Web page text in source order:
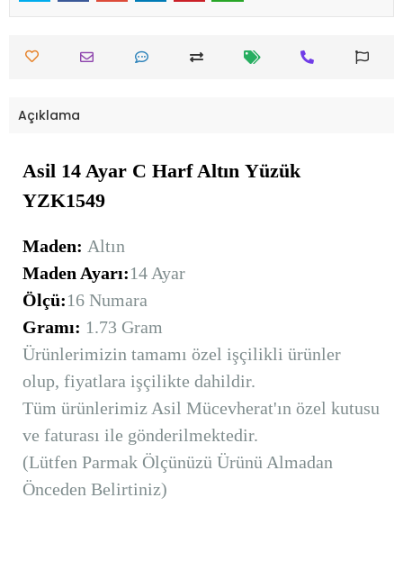
Açıklama
Asil 14 Ayar C Harf Altın Yüzük
YZK1549
Maden: Altın
Maden Ayarı:14 Ayar
Ölçü:16 Numara
Gramı: 1.73 Gram
Ürünlerimizin tamamı özel işçilikli ürünler
olup, fiyatlara işçilikte dahildir.
Tüm ürünlerimiz Asil Mücevherat'ın özel kutusu
ve faturası ile gönderilmektedir.
(Lütfen Parmak Ölçünüzü Ürünü Almadan
Önceden Belirtiniz)